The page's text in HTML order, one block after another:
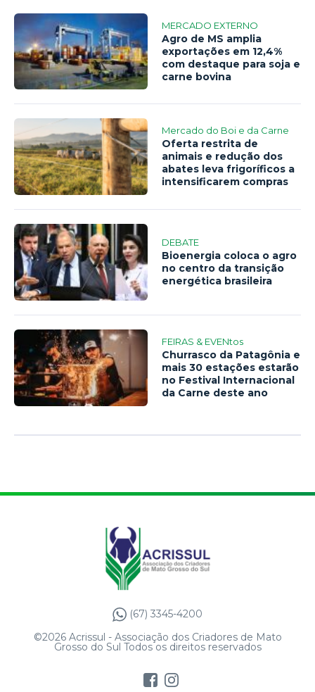
MERCADO EXTERNO
Agro de MS amplia
exportações em 12,4%
com destaque para soja e
carne bovina
Mercado do Boi e da Carne
Oferta restrita de
animais e redução dos
abates leva frigoríficos a
intensificarem compras
DEBATE
Bioenergia coloca o agro
no centro da transição
energética brasileira
FEIRAS & EVENtos
Churrasco da Patagônia e
mais 30 estações estarão
no Festival Internacional
da Carne deste ano
(67) 3345-4200
©2026 Acrissul - Associação dos Criadores de Mato
Grosso do Sul Todos os direitos reservados